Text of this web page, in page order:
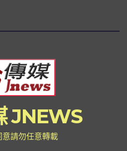
JNEWS
意請勿任意轉載